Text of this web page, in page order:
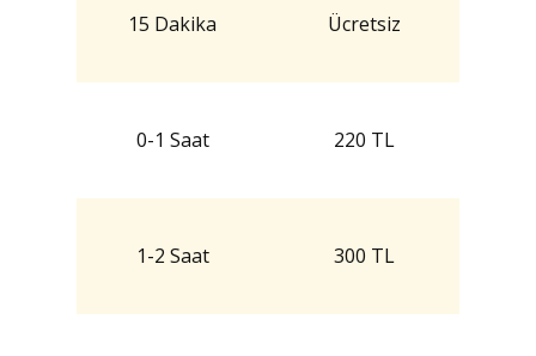
15 Dakika Ücretsiz
0-1 Saat 220 TL
1-2 Saat 300 TL